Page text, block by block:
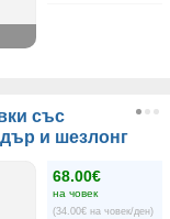
със
и шезлонг
68.00€
на човек
(34.00€ на човек/ден)